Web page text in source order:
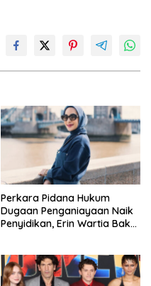
Perkara Pidana Hukum
Dugaan Penganiayaan Naik
Penyidikan, Erin Wartia Bakal